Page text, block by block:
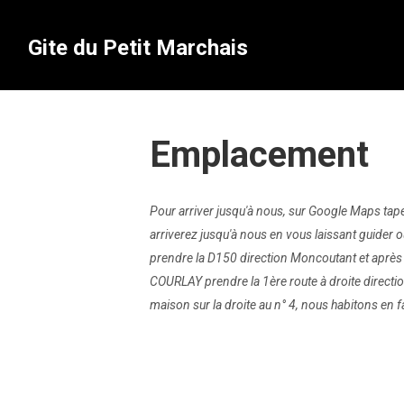
Gite du Petit Marchais
Emplacement
Pour arriver jusqu'à nous, sur Google Maps
arriverez jusqu'à nous en vous laissant guider
prendre la D150 direction Moncoutant et
COURLAY prendre la 1ère route à droite
maison sur la droite au n° 4, nous habitons en